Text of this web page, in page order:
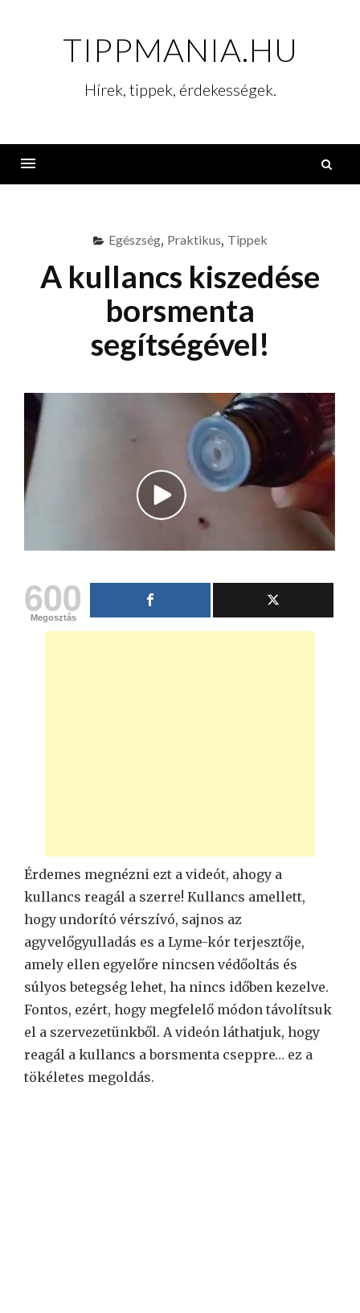
TIPPMANIA.HU
Hírek, tippek, érdekességek.
Egészség, Praktikus, Tippek
A kullancs kiszedése
borsmenta
segítségével!
600
Megosztás
Érdemes megnézni ezt a videót, ahogy a
kullancs reagál a szerre! Kullancs amellett,
hogy undorító vérszívó, sajnos az
agyvelőgyulladás es a Lyme-kór terjesztője,
amely ellen egyelőre nincsen védőoltás és
súlyos betegség lehet, ha nincs időben kezelve.
Fontos, ezért, hogy megfelelő módon távolítsuk
el a szervezetünkből. A videón láthatjuk, hogy
reagál a kullancs a borsmenta cseppre… ez a
tökéletes megoldás.